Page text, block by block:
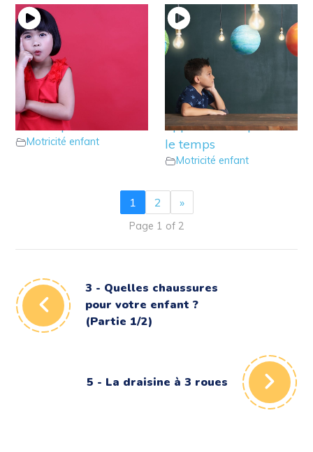
12 – Le parcours
psychomoteur pour
aider à planifier
Motricité enfant
11 – Le parcours
psychomoteur pour
apprendre l’espace et
le temps
Motricité enfant
1 2 »
Page 1 of 2
3 - Quelles chaussures
pour votre enfant ?
(Partie 1/2)
5 - La draisine à 3 roues